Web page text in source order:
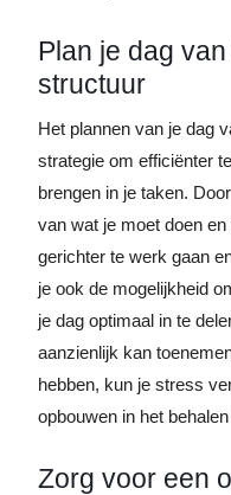
Plan je dag
structuur
Het plannen van je dag
strategie om efficiënter
brengen in je taken.
van wat je moet doen
gerichter te werk gaan
je ook de mogelijkheid
je dag optimaal in te
aanzienlijk kan
hebben, kun je stress
opbouwen in het
Zorg voor een